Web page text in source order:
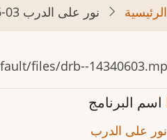
الرئيسية نور على الدرب 03-06-1434هـ
اسم البرنامج
نور على الدرب